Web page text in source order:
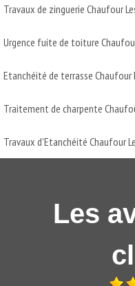
Travaux de zinguerie Chaufour
Urgence fuite de toiture
Etanchéité de terrasse Chaufour
Traitement de charpente
Travaux d'Etanchéité Chaufour
Les